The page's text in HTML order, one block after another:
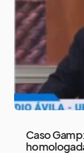
Caso